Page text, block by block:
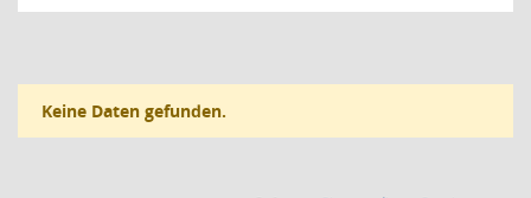
Keine Daten gefunden.